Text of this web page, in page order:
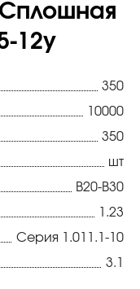
12у
350
10000
350
шт
В20-В30
1.23
Серия 1.011.1-10
3.1